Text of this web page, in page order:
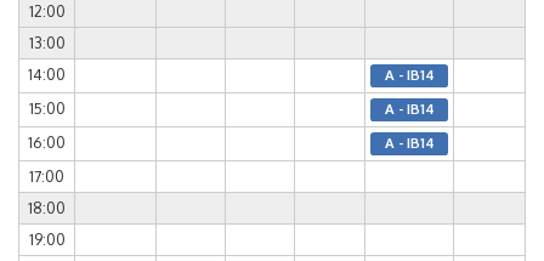
12:00
13:00
14:00
A - IB14
15:00 A - IB14
16:00 A - IB14
17:00
18:00
19:00